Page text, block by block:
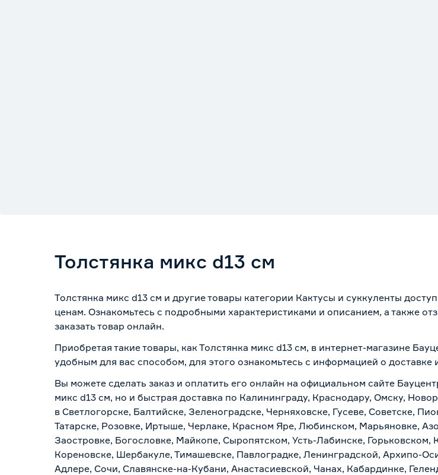
Толстянка микс d13 см
Толстянка микс d13 см и другие товары категории Кактусы и суккуленты
ценам. Ознакомьтесь с подробными характеристиками и описанием, а также
заказать товар онлайн.
Приобретая такие товары, как Толстянка микс d13 см, в интернет-магазине
удобным для вас способом, для этого ознакомьтесь с информацией о доставке
Вы можете сделать заказ и оплатить его онлайн на официальном сайте
микс d13 см, но и быстрая доставка по Калининграду, Краснодару, Омску,
в Светлогорске, Балтийске, Зеленоградске, Черняховске, Гусеве, Советске,
Татарске, Розовке, Иртыше, Черлаке, Красном Яре, Любинском, Марьяновке,
Заостровке, Богословке, Майкопе, Сыропятском, Усть-Лабинске,
Кореновске, Шербакуле, Тимашевске, Павлоградке, Ленинградской, Архипо-
Адлере, Сочи, Славянске-на-Кубани, Анастасиевской, Чанах, Кабардинке,